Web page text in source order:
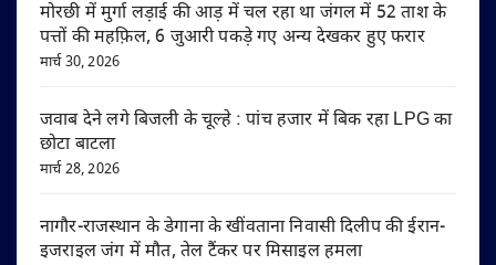
मोरछी में मुर्गा लड़ाई की आड़ में चल रहा था जंगल में 52 ताश के
पत्तों की महफ़िल, 6 जुआरी पकड़े गए अन्य देखकर हुए फरार
मार्च 30, 2026
जवाब देने लगे बिजली के चूल्हे : पांच हजार में बिक रहा LPG का
छोटा बाटला
मार्च 28, 2026
नागौर-राजस्थान के डेगाना के खींवताना निवासी दिलीप की ईरान-
इजराइल जंग में मौत, तेल टैंकर पर मिसाइल हमला